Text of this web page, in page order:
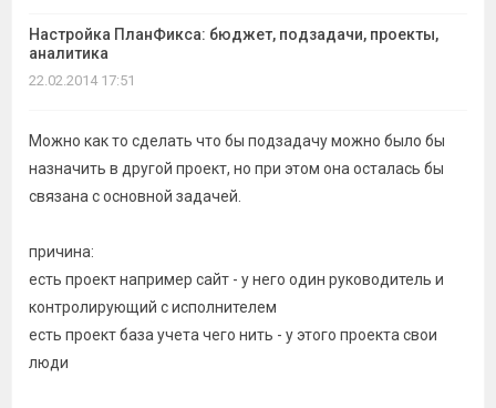
Настройка ПланФикса: бюджет, подзадачи, проекты,
аналитика
22.02.2014 17:51
Можно как то сделать что бы подзадачу можно было бы
назначить в другой проект, но при этом она осталась бы
связана с основной задачей.
причина:
есть проект например сайт - у него один руководитель и
контролирующий с исполнителем
есть проект база учета чего нить - у этого проекта свои
люди